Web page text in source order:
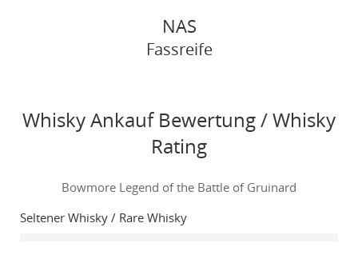
NAS
Fassreife
Whisky Ankauf Bewertung / Whisky
Rating
Bowmore Legend of the Battle of Gruinard
Seltener Whisky / Rare Whisky